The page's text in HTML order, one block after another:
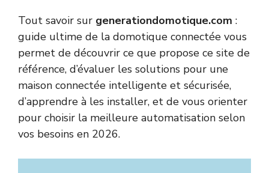
Tout savoir sur generationdomotique.com :
guide ultime de la domotique connectée vous
permet de découvrir ce que propose ce site de
référence, d’évaluer les solutions pour une
maison connectée intelligente et sécurisée,
d’apprendre à les installer, et de vous orienter
pour choisir la meilleure automatisation selon
vos besoins en 2026.